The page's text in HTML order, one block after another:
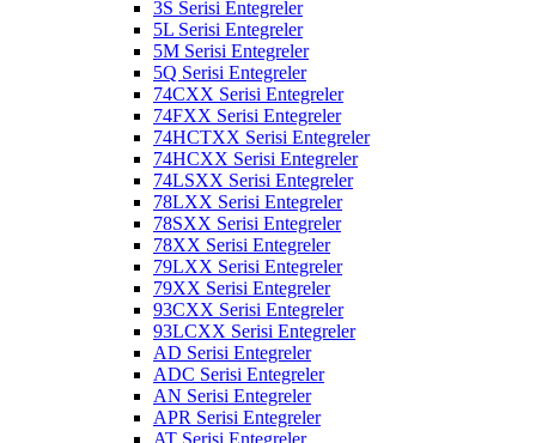
3S Serisi Entegreler
5L Serisi Entegreler
5M Serisi Entegreler
5Q Serisi Entegreler
74CXX Serisi Entegreler
74FXX Serisi Entegreler
74HCTXX Serisi Entegreler
74HCXX Serisi Entegreler
74LSXX Serisi Entegreler
78LXX Serisi Entegreler
78SXX Serisi Entegreler
78XX Serisi Entegreler
79LXX Serisi Entegreler
79XX Serisi Entegreler
93CXX Serisi Entegreler
93LCXX Serisi Entegreler
AD Serisi Entegreler
ADC Serisi Entegreler
AN Serisi Entegreler
APR Serisi Entegreler
AT Serisi Entegreler